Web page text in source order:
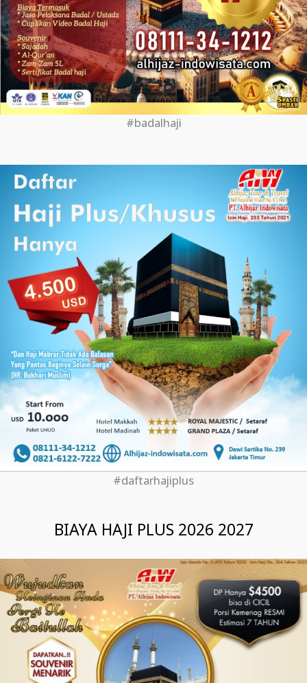
#badalhaji
#daftarhajiplus
BIAYA HAJI PLUS 2026 2027